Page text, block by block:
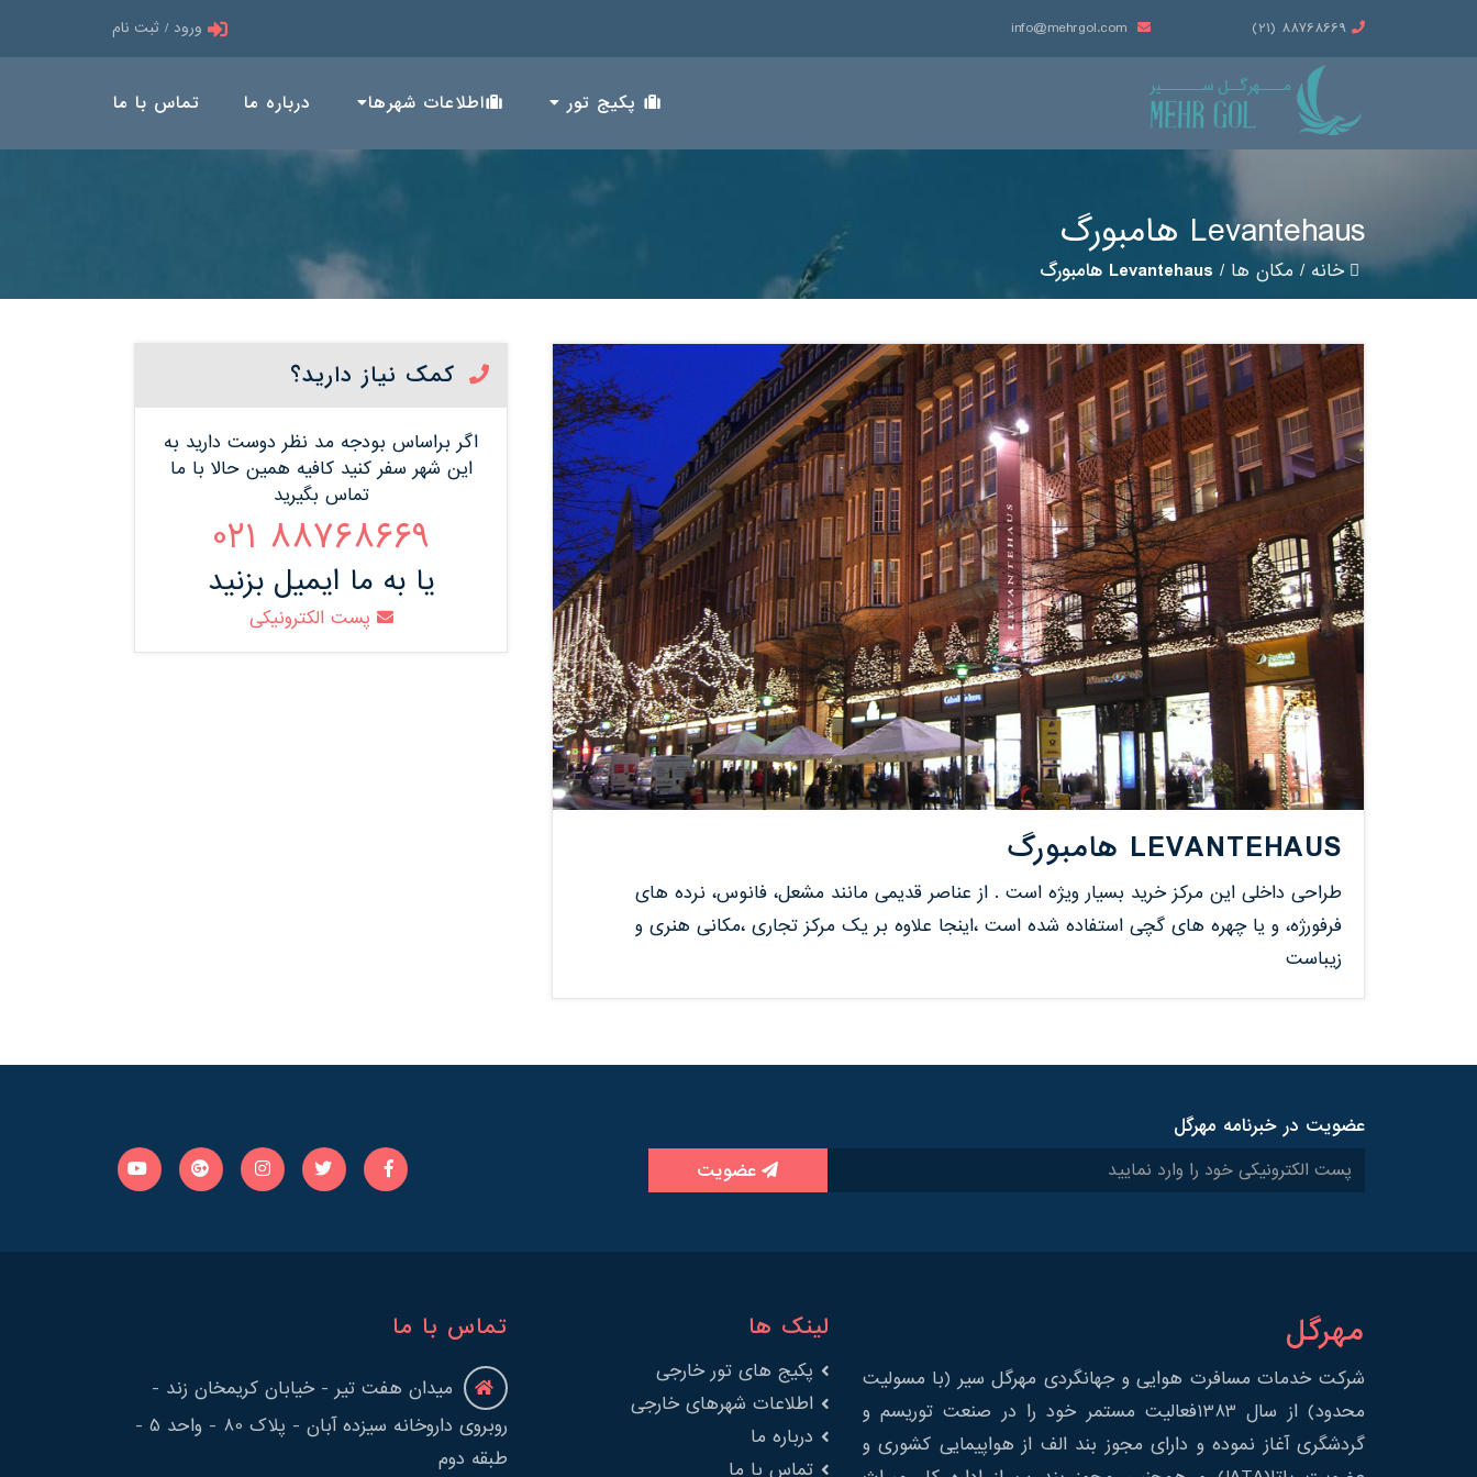
88768669 (21) ورود / ثبت نام
پکیج تور اطلاعات شهرها درباره ما تماس با ما
Levantehaus هامبورگ
خانه / مکان ها / Levantehaus هامبورگ
LEVANTEHAUS هامبورگ
طراحی داخلی این مرکز خرید بسیار ویژه است . از عناصر قدیمی مانند مشعل، فانوس، نرده های
فرفورژه، و یا چهره های گچی استفاده شده است ،اینجا علاوه بر یک مرکز تجاری ،مکانی هنری و
زیباست
کمک نیاز دارید؟
اگر براساس بودجه مد نظر دوست دارید به
این شهر سفر کنید کافیه همین حالا با ما
تماس بگیرید
88768669 021
یا به ما ایمیل بزنید
پست الکترونیکی
عضویت در خبرنامه مهرگل
عضویت
مهرگل
شرکت خدمات مسافرت هوایی و جهانگردی مهرگل سیر (با مسولیت
محدود) از سال 1383فعالیت مستمر خود را در صنعت توریسم و
گردشگری آغاز نموده و دارای مجوز بند الف از هواپیمایی کشوری و
لینک ها
پکیج های تور خارجی
اطلاعات شهرهای خارجی
درباره ما
تماس با ما
تماس با ما
میدان هفت تیر - خیابان کریمخان زند -
روبروی داروخانه سیزده آبان - پلاک 80 - واحد 5 -
طبقه دوم